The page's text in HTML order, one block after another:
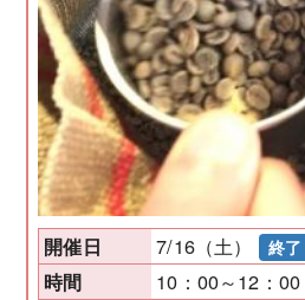
開催日 7/16（土） 終了
時間 10：00～12：00